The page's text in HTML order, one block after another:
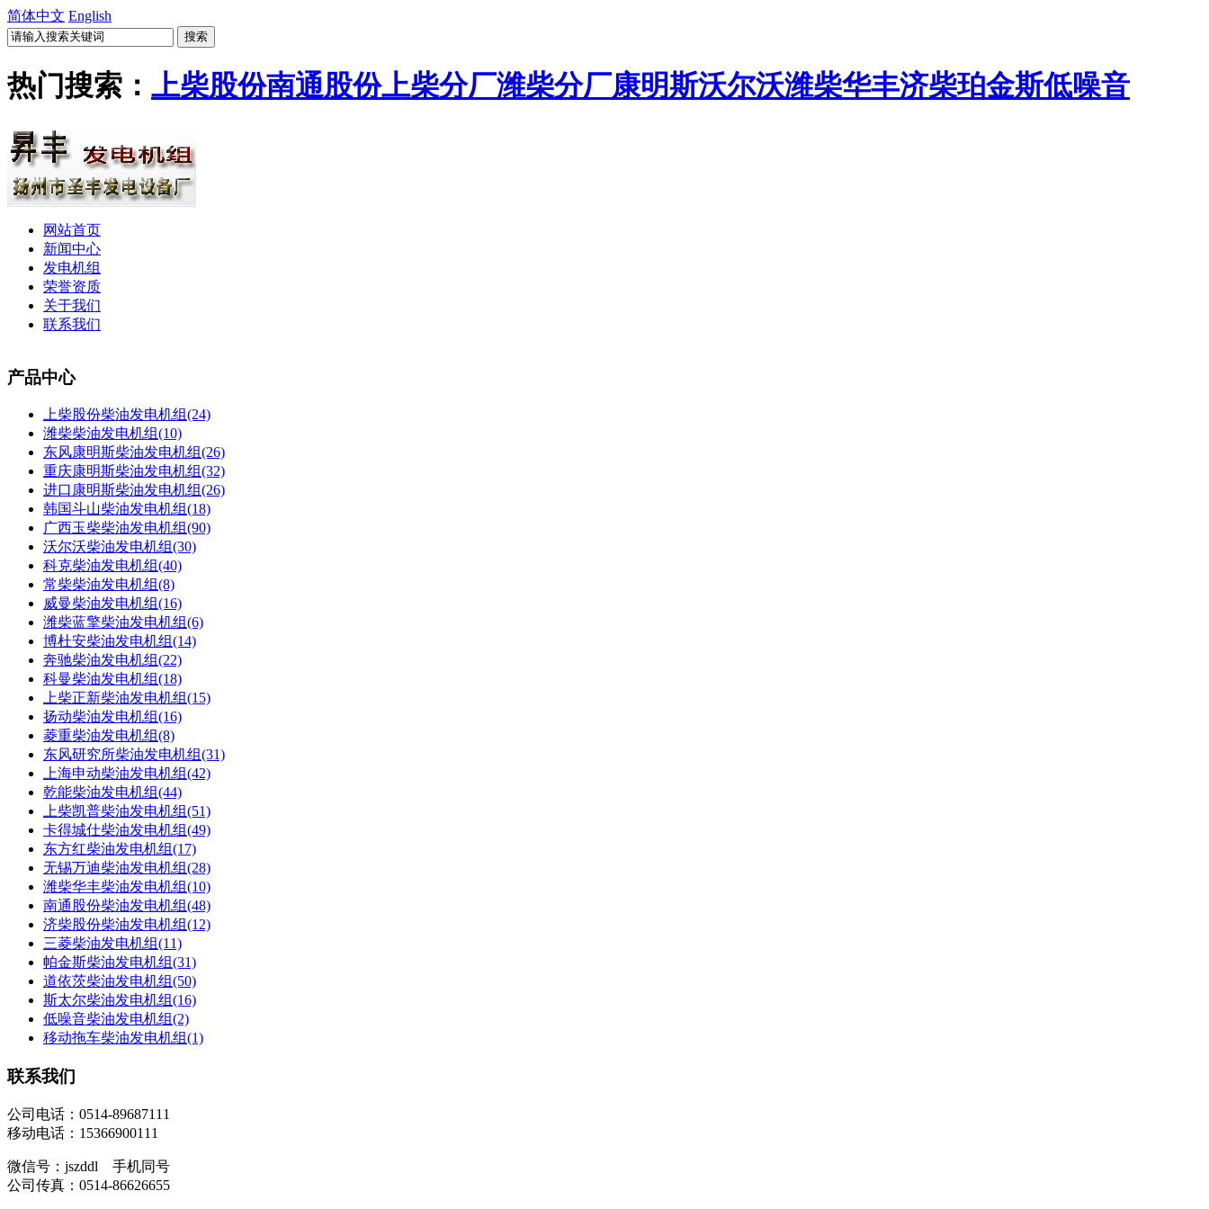
简体中文 English
热门搜索： 上柴股份南通股份上柴分厂潍柴分厂康明斯沃尔沃潍柴华丰济柴珀金斯低噪音
网站首页
新闻中心
发电机组
荣誉资质
关于我们
联系我们
产品中心
上柴股份柴油发电机组(24)
潍柴柴油发电机组(10)
东风康明斯柴油发电机组(26)
重庆康明斯柴油发电机组(32)
进口康明斯柴油发电机组(26)
韩国斗山柴油发电机组(18)
广西玉柴柴油发电机组(90)
沃尔沃柴油发电机组(30)
科克柴油发电机组(40)
常柴柴油发电机组(8)
威曼柴油发电机组(16)
潍柴蓝擎柴油发电机组(6)
博杜安柴油发电机组(14)
奔驰柴油发电机组(22)
科曼柴油发电机组(18)
上柴正新柴油发电机组(15)
扬动柴油发电机组(16)
菱重柴油发电机组(8)
东风研究所柴油发电机组(31)
上海申动柴油发电机组(42)
乾能柴油发电机组(44)
上柴凯普柴油发电机组(51)
卡得城仕柴油发电机组(49)
东方红柴油发电机组(17)
无锡万迪柴油发电机组(28)
潍柴华丰柴油发电机组(10)
南通股份柴油发电机组(48)
济柴股份柴油发电机组(12)
三菱柴油发电机组(11)
帕金斯柴油发电机组(31)
道依茨柴油发电机组(50)
斯太尔柴油发电机组(16)
低噪音柴油发电机组(2)
移动拖车柴油发电机组(1)
联系我们
公司电话：0514-89687111
移动电话：15366900111
微信号：jszddl 手机同号
公司传真：0514-86626655